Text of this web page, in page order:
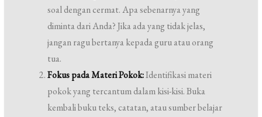
soal dengan cermat. Apa sebenarnya yang
diminta dari Anda? Jika ada yang tidak jelas,
jangan ragu bertanya kepada guru atau orang
tua.
Fokus pada Materi Pokok:Identifikasi materi
pokok yang tercantum dalam kisi-kisi. Buka
kembali buku teks, catatan, atau sumber belajar